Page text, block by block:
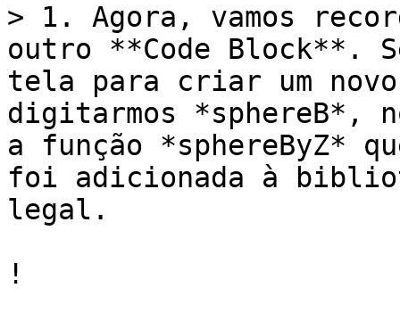
> 1. Agora, vamos
outro **Code Block**.
tela para criar um
digitarmos *sphereB*,
a função *sphereByZ*
foi adicionada à
legal.
!